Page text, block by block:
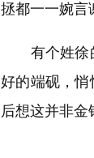
拯都一一婉言
有个姓徐的
好的端砚，悄
后想这并非金